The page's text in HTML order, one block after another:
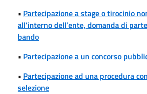
• Partecipazione a stage o tirocinio
all’interno dell’ente, domanda di
bando
• Partecipazione a un concorso
• Partecipazione ad una procedura
selezione